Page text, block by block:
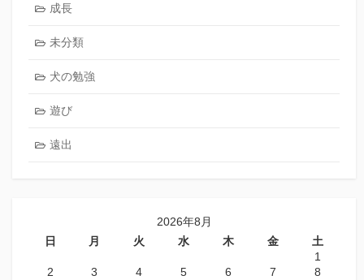
成長
未分類
犬の勉強
遊び
遠出
2026年8月
日
月 火 水 木 金
土
1
2
3 4 5 6 7
8